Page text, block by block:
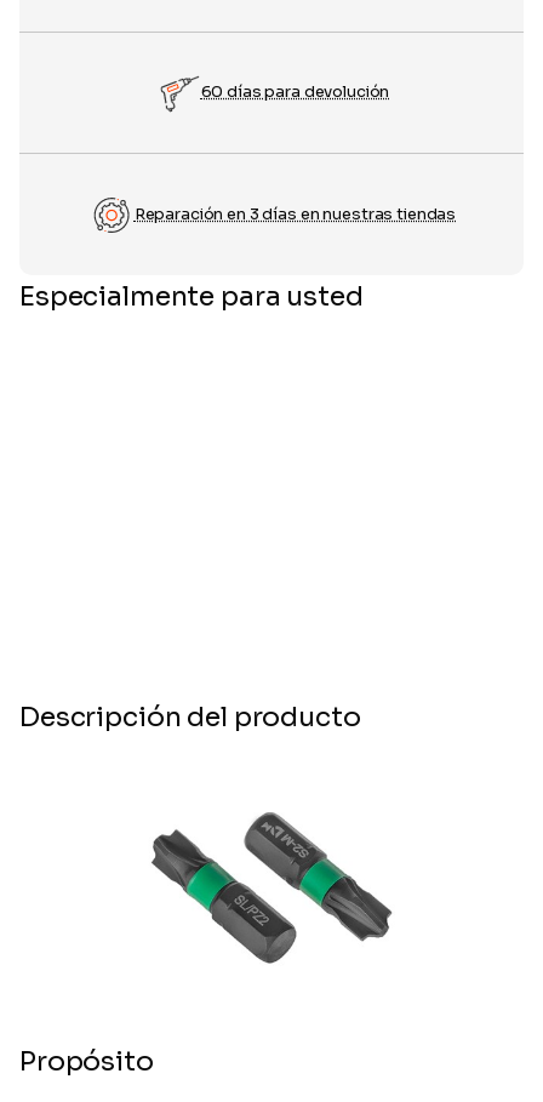
60 días para devolución
Reparación en 3 días en nuestras tiendas
Especialmente para usted
Descripción del producto
Propósito